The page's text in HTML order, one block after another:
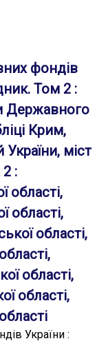
фондів
Том 2 :
Державного
Крим,
міст
:
області,
області,
області,
області,
області,
України :